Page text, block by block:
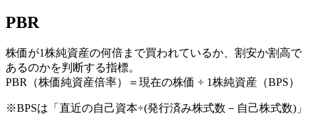
PBR
株価が1株純資産の何倍まで買われているか、割安か割高で
あるのかを判断する指標。
PBR（株価純資産倍率）＝現在の株価 ÷ 1株純資産（BPS）
※BPSは「直近の自己資本÷(発行済み株式数－自己株式数)」